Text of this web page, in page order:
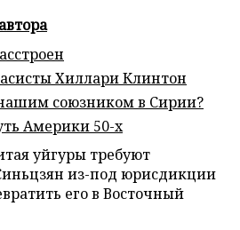
Хиллари Клинтон
союзником в Сирии?
Америки 50-х
уйгуры требуют
из-под юрисдикции
его в Восточный